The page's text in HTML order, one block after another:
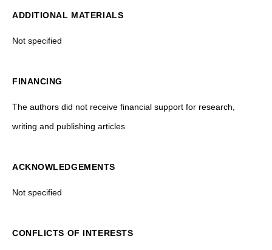
ADDITIONAL MATERIALS
Not specified
FINANCING
The authors did not receive financial support for research,
writing and publishing articles
ACKNOWLEDGEMENTS
Not specified
CONFLICTS OF INTERESTS